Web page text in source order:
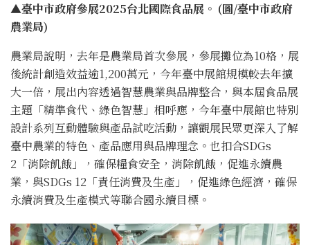
▲臺中市政府參展2025台北國際食品展。 (圖/臺中市政府
農業局)
農業局說明，去年是農業局首次參展，參展攤位為10格，展
後統計創造效益逾1,200萬元，今年臺中展館規模較去年擴
大一倍，展出內容透過智慧農業與品牌整合，與本屆食品展
主題「精準食代、綠色智慧」相呼應，今年臺中展館也特別
設計系列互動體驗與產品試吃活動，讓觀展民眾更深入了解
臺中農業的特色、產品應用與品牌理念。也扣合SDGs
2「消除飢餓」，確保糧食安全，消除飢餓，促進永續農
業，與SDGs 12「責任消費及生產」，促進綠色經濟，確保
永續消費及生產模式等聯合國永續目標。